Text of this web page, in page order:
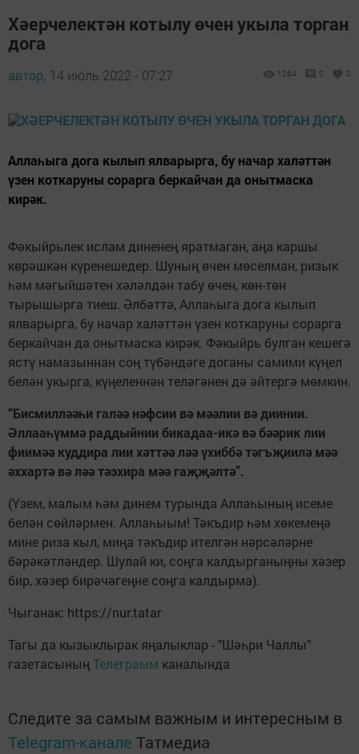
Хәерчелектән котылу өчен укыла торган
дога
автор, 14 июль 2022 - 07:27 1264 0 0
Аллаһыга дога кылып ялварырга, бу начар халәттән
үзен коткаруны сорарга беркайчан да онытмаска
кирәк.
Фәкыйрьлек ислам диненең яратмаган, аңа каршы
көрәшкән күренешедер. Шуның өчен мөселман, ризык
һәм мәгыйшәтен хәләлдән табу өчен, көн-төн
тырышырга тиеш. Әлбәттә, Аллаһыга дога кылып
ялварырга, бу начар халәттән үзен коткаруны сорарга
беркайчан да онытмаска кирәк. Фәкыйрь булган кешегә
ястү намазыннан соң түбәндәге доганы самими күңел
белән укырга, күңеленнән теләгәнен дә әйтергә мөмкин.
“Бисмилләәһи галәә нәфсии вә мәәлии вә диинии.
Әллааһүммә раддыйнии бикадаа-икә вә бәәрик лии
фиимәә куддира лии хәттәә ләә үхиббә тәгъҗиилә мәә
әххартә вә ләә тәэхира мәә гаҗҗәлтә”.
(Үзем, малым һәм динем турында Аллаһының исеме
белән сөйләрмен. Аллаһыым! Тәкъдир һәм хөкемеңә
мине риза кыл, миңа тәкъдир ителгән нәрсәләрне
бәрәкәтләндер. Шулай ки, соңга калдырганыңны хәзер
бир, хәзер бирәчәгеңне соңга калдырма).
Чыганак: https://nur.tatar
Тагы да кызыклырак яңалыклар - "Шәһри Чаллы"
газетасының Телеграмм каналында
Следите за самым важным и интересным в
Telegram-канале Татмедиа